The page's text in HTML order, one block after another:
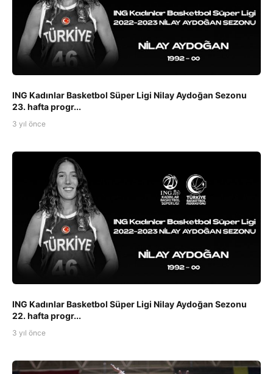
ING Kadınlar Basketbol Süper Ligi Nilay Aydoğan Sezonu
23. hafta progr...
3 yıl önce
ING Kadınlar Basketbol Süper Ligi Nilay Aydoğan Sezonu
22. hafta progr...
3 yıl önce